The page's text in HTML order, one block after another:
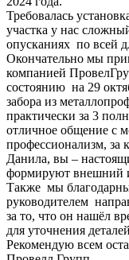
Требовалась
участка у нас
опусканиях по всей
Окончательно мы
компанией
состоянию на 29
забора из
практически за 3
отличное общение с
профессионализм, за
Данила, вы –
формируют внешний
Также мы
руководителем
за то, что он нашёл
для уточнения
Рекомендую всем